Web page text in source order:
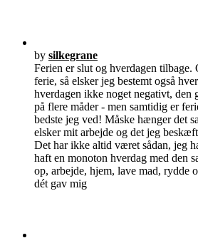
by silkegrane
Ferien er slut og hverdagen tilbage.
ferie, så elsker jeg bestemt også
hverdagen ikke noget negativt,
på flere måder - men samtidig er
bedste jeg ved! Måske hænger det
elsker mit arbejde og det jeg
Det har ikke altid været sådan, jeg
haft en monoton hverdag med den
op, arbejde, hjem, lave mad, rydde
dét gav mig